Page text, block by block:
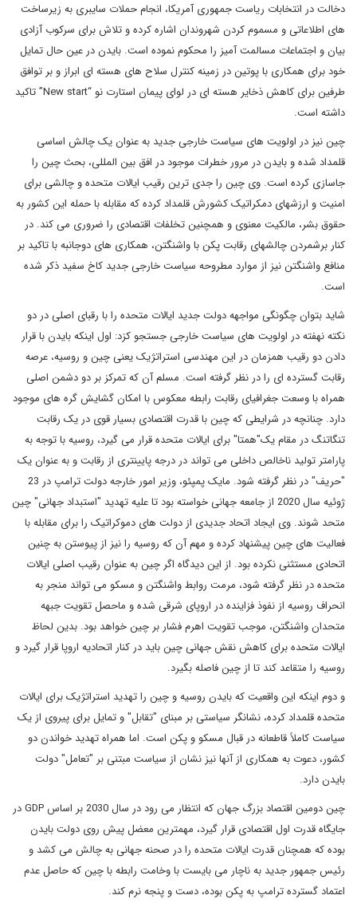
دخالت در انتخابات ریاست جمهوری آمریکا، انجام حملات سایبری به زیرساخت
های اطلاعاتی و مسموم کردن شهروندان اشاره کرده و تلاش برای سرکوب آزادی
بیان و اجتماعات مسالمت آمیز را محکوم نموده است. بایدن در عین حال تمایل
خود برای همکاری با پوتین در زمینه کنترل سلاح های هسته ای ابراز و بر توافق
طرفین برای کاهش ذخایر هسته ای در لوای پیمان استارت نو “New start” تاکید
داشته است.
چین نیز در اولویت های سیاست خارجی جدید به عنوان یک چالش اساسی
قلمداد شده و بایدن در مرور خطرات موجود در افق بین المللی، بحث چین را
جاسازی کرده است. وی چین را جدی ترین رقیب ایالات متحده و چالشی برای
امنیت و ارزشهای دمکراتیک کشورش قلمداد کرده که مقابله با حمله این کشور به
حقوق بشر، مالکیت معنوی و همچنین تخلفات اقتصادی را ضروری می کند. در
کنار برشمردن چالشهای رقابت پکن با واشنگتن، همکاری های دوجانبه با تاکید بر
منافع واشنگتن نیز از موارد مطروحه سیاست خارجی جدید کاخ سفید ذکر شده
است.
شاید بتوان چگونگی مواجهه دولت جدید ایالات متحده را با رقبای اصلی در دو
نکته نهفته در اولویت های سیاست خارجی جستجو کزد: اول اینکه بایدن با قرار
دادن دو رقیب همزمان در این مهندسی استراتژیک یعنی چین و روسیه، عرصه
رقابت گسترده ای را در نظر گرفته است. مسلم آن که تمرکز بر دو دشمن اصلی
همراه با وسعت جغرافیای رقابت رابطه معکوس با امکان گشایش گره های موجود
دارد. چنانچه در شرایطی که چین با قدرت اقتصادی بسیار قوی در یک رقابت
تنگاتنگ در مقام یک"همتا" برای ایالات متحده قرار می گیرد، روسیه با توجه به
پارامتر تولید ناخالص داخلی می تواند در درجه پایینتری از رقابت و به عنوان یک
"حریف" در نظر گرفته شود. مایک پمپئو، وزیر امور خارجه دولت ترامپ در 23
ژوئیه سال 2020 از جامعه جهانی خواسته بود تا علیه تهدید "استبداد جهانی" چین
متحد شوند. وی ایجاد اتحاد جدیدی از دولت های دموکراتیک را برای مقابله با
فعالیت های چین پیشنهاد کرده و مهم آن که روسیه را نیز از پیوستن به چنین
اتحادی مستثنی نکرده بود. از این دیدگاه اگر چین به عنوان رقیب اصلی ایالات
متحده در نظر گرفته شود، مرمت روابط واشنگتن و مسکو می تواند منجر به
انحراف روسیه از نفوذ فزاینده در اروپای شرقی شده و ماحصل تقویت جبهه
متحدان واشنگتن، موجب تقویت اهرم فشار بر چین خواهد بود. بدین لحاظ
ایالات متحده برای کاهش نقش جهانی چین باید در کنار اتحادیه اروپا قرار گیرد و
روسیه را متقاعد کند تا از چین فاصله بگیرد.
و دوم اینکه این واقعیت که بایدن روسیه و چین را تهدید استراتژیک برای ایالات
متحده قلمداد کرده، نشانگر سیاستی بر مبنای "تقابل" و تمایل برای پیروی از یک
سیاست کاملاً قاطعانه در قبال مسکو و پکن است. اما همراه تهدید خواندن دو
کشور، دعوت به همکاری از آنها نیز نشان از سیاست مبتنی بر "تعامل" دولت
بایدن دارد.
چین دومین اقتصاد بزرگ جهان که انتظار می رود در سال 2030 بر اساس GDP در
جایگاه قدرت اول اقتصادی قرار گیرد، مهمترین معضل پیش روی دولت بایدن
بوده که همچنان قدرت ایالات متحده را در صحنه جهانی به چالش می کشد و
رئیس جمهور جدید به ناچار می بایست با وخامت رابطه با چین که حاصل عدم
اعتماد گسترده ترامپ به پکن بوده، دست و پنجه نرم کند.